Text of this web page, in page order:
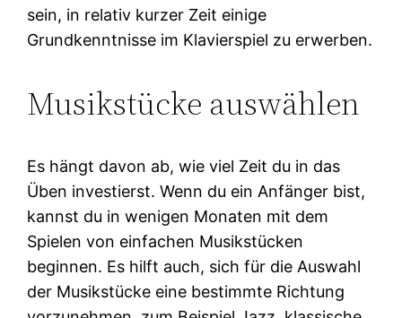
sein, in relativ kurzer Zeit einige
Grundkenntnisse im Klavierspiel zu erwerben.
Musikstücke auswählen
Es hängt davon ab, wie viel Zeit du in das
Üben investierst. Wenn du ein Anfänger bist,
kannst du in wenigen Monaten mit dem
Spielen von einfachen Musikstücken
beginnen. Es hilft auch, sich für die Auswahl
der Musikstücke eine bestimmte Richtung